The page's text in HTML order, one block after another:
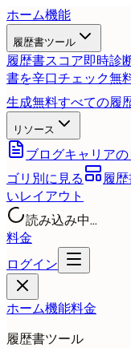
ホーム機能
履歴書ツール
履歴書スコア即時診
書を辛口チェック無
生成無料すべての履
リソース
ブログキャリア
ゴリ別に見る
履
いレイアウト
読み込み中...
料金
ログイン
ホーム機能料金
履歴書ツール